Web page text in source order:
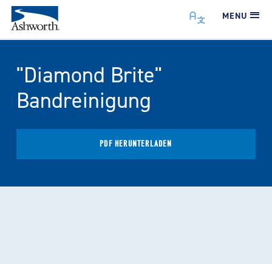
MENU
"Diamond Brite"
Bandreinigung
PDF HERUNTERLADEN